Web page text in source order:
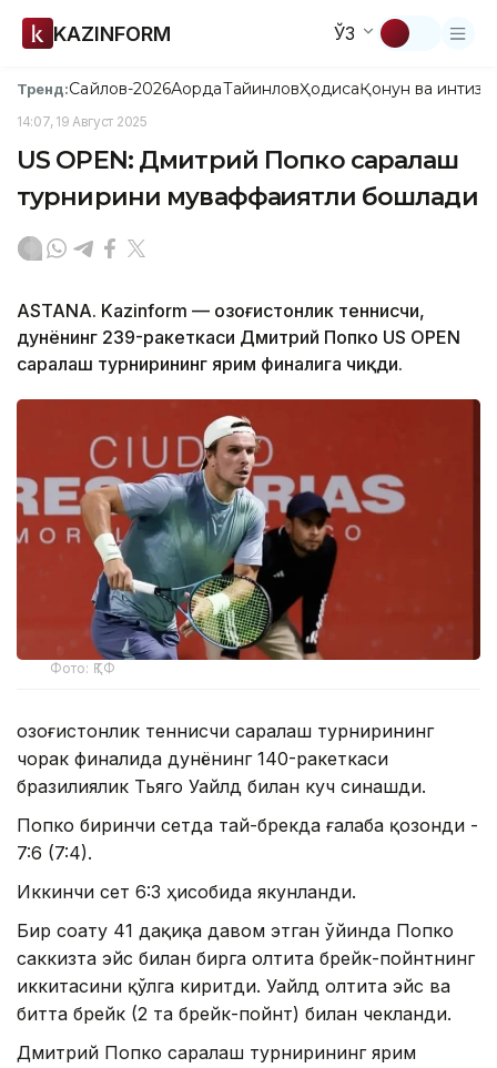
KAZINFORM ЎЗ
Тренд:Сайлов-2026АқордаТайинловҲодисаҚонун ва
14:07, 19 Август 2025
US OPEN: Дмитрий Попко саралаш
турнирини муваффақиятли бошлади
ASTANA. Kazinform — Қозоғистонлик теннисчи,
дунёнинг 239-ракеткаси Дмитрий Попко US OPEN
саралаш турнирининг ярим финалига чиқди.
Фото: ҚТФ
Қозоғистонлик теннисчи саралаш турнирининг
чорак финалида дунёнинг 140-ракеткаси
бразилиялик Тьяго Уайлд билан куч синашди.
Попко биринчи сетда тай-брекда ғалаба қозонди -
7:6 (7:4).
Иккинчи сет 6:3 ҳисобида якунланди.
Бир соату 41 дақиқа давом этган ўйинда Попко
саккизта эйс билан бирга олтита брейк-пойнтнинг
иккитасини қўлга киритди. Уайлд олтита эйс ва
битта брейк (2 та брейк-пойнт) билан чекланди.
Дмитрий Попко саралаш турнирининг ярим